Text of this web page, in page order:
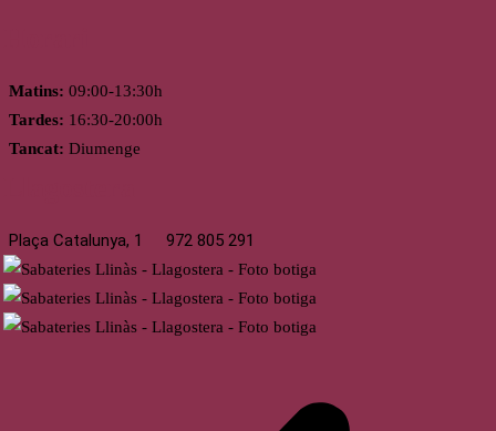
Matins: 09:00-13:30h
Tardes: 16:30-20:00h
Tancat: Diumenge
Plaça Catalunya, 1 972 805 291